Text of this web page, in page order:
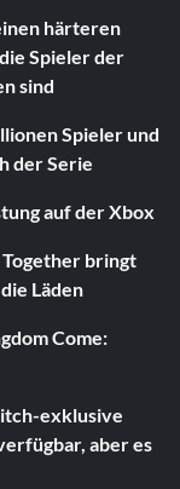
härteren
Spieler der
sind
Spieler und
der Serie
auf der Xbox
bringt
Läden
Come:
exklusive
aber es